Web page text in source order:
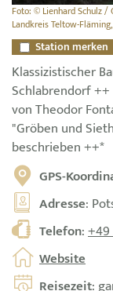
Foto: © Lienhard Schulz /
Landkreis Teltow-
Station merken
Klassizistischer
Schlabrendorf
von Theodor
"Gröben und
beschrieben ++*
GPS-
Adresse:
Telefon:+49
Website
Reisezeit: